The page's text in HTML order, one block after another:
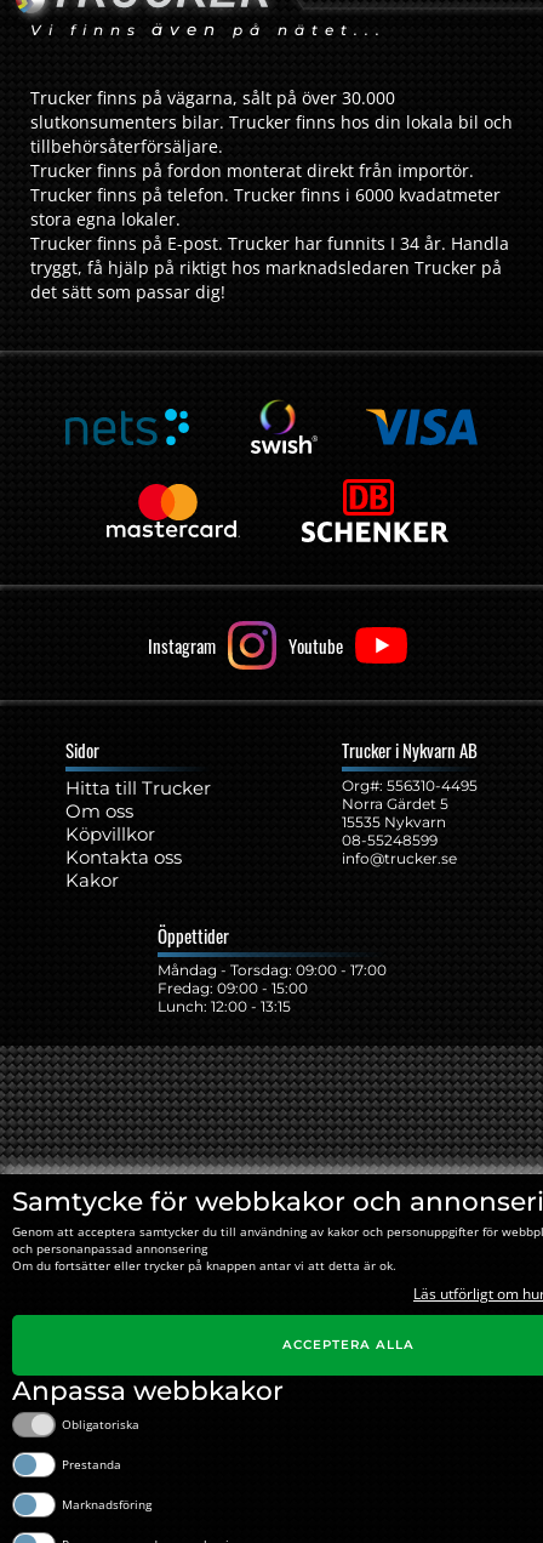
Samtycke för webbkakor och
Genom att acceptera samtycker du till användning av kakor och personuppgifter för
och personanpassad annonsering
Om du fortsätter eller trycker på knappen antar vi att detta är ok.
Läs utförligt om
ACCEPTERA ALLA
Anpassa webbkakor
Obligatoriska
Prestanda
Marknadsföring
Vi finns även på nätet...
Trucker finns på vägarna, sålt på över 30.000
slutkonsumenters bilar. Trucker finns hos din lokala bil och
tillbehörsåterförsäljare.
Trucker finns på fordon monterat direkt från importör.
Trucker finns på telefon. Trucker finns i 6000 kvadatmeter
stora egna lokaler.
Trucker finns på E-post. Trucker har funnits I 34 år. Handla
tryggt, få hjälp på riktigt hos marknadsledaren Trucker på
det sätt som passar dig!
Instagram Youtube
Sidor
Hitta till Trucker
Om oss
Köpvillkor
Kontakta oss
Kakor
Trucker i Nykvarn AB
Org#: ‍556310-4495
Norra Gärdet 5
15535 Nykvarn
08-55248599
info@trucker.se
Öppettider
Måndag - Torsdag: 09:00 - 17:00
Fredag: 09:00 - 15:00
Lunch: 12:00 - 13:15